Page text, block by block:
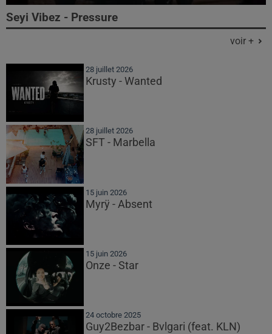
Seyi Vibez - Pressure
voir +
28 juillet 2026
Krusty - Wanted
28 juillet 2026
SFT - Marbella
15 juin 2026
Myrÿ - Absent
15 juin 2026
Onze - Star
24 octobre 2025
Guy2Bezbar - Bvlgari (feat. KLN)